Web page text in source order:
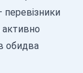
перевізники
активно
обидва